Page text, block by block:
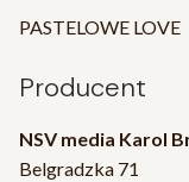
PASTELOWE LOVE
Producent
NSV media Karol
Belgradzka 71